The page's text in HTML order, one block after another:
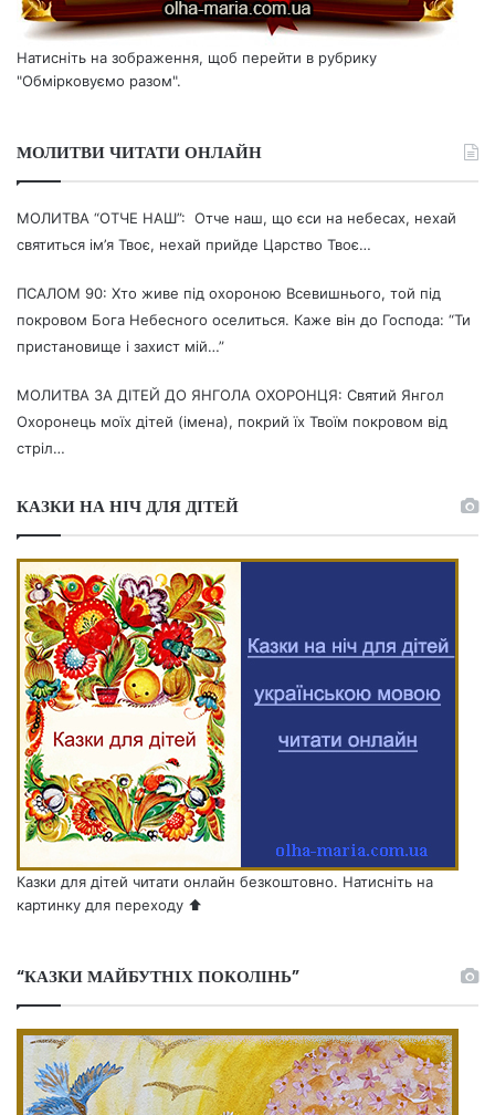
Натисніть на зображення, щоб перейти в рубрику
"Обмірковуємо разом".
МОЛИТВИ ЧИТАТИ ОНЛАЙН
МОЛИТВА “ОТЧЕ НАШ”: Отче наш, що єси на небесах, нехай
святиться ім’я Твоє, нехай прийде Царство Твоє…
ПСАЛОМ 90: Хто живе під охороною Всевишнього, той під
покровом Бога Небесного оселиться. Каже він до Господа: “Ти
пристановище і захист мій…”
МОЛИТВА ЗА ДІТЕЙ ДО ЯНГОЛА ОХОРОНЦЯ: Святий Янгол
Охоронець моїх дітей (імена), покрий їх Твоїм покровом від
стріл…
КАЗКИ НА НІЧ ДЛЯ ДІТЕЙ
Казки для дітей читати онлайн безкоштовно. Натисніть на
картинку для переходу ⬆️
“КАЗКИ МАЙБУТНІХ ПОКОЛІНЬ”